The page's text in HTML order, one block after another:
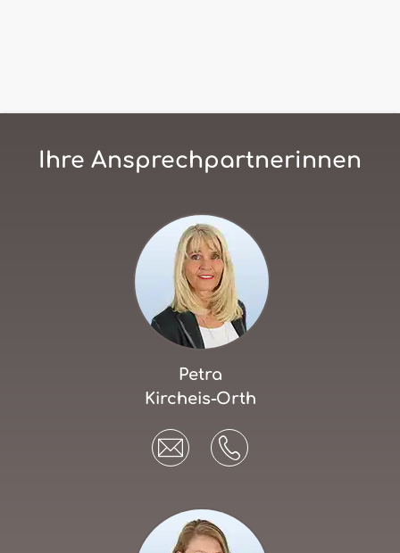
Ihre Ansprechpartnerinnen
Petra
Kircheis-Orth